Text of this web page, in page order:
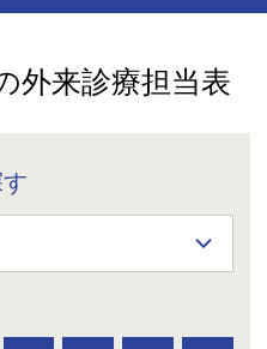
外来診療担当表